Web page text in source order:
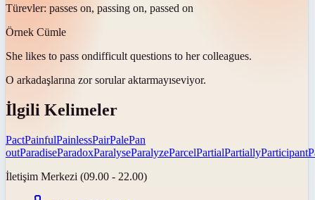
Türevler: passes on, passing on, passed on
Örnek Cümle
She likes to pass ondifficult questions to her colleagues.
O arkadaşlarına zor sorular aktarmayıseviyor.
İlgili Kelimeler
PactPainfulPainlessPairPalePan
outParadiseParadoxParalyseParalyzeParcelPartialPartiallyParticipant
İletişim Merkezi (09.00 - 22.00)